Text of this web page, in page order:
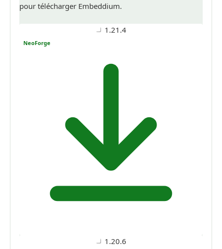
pour télécharger Embeddium.
1.21.4
NeoForge
1.20.6